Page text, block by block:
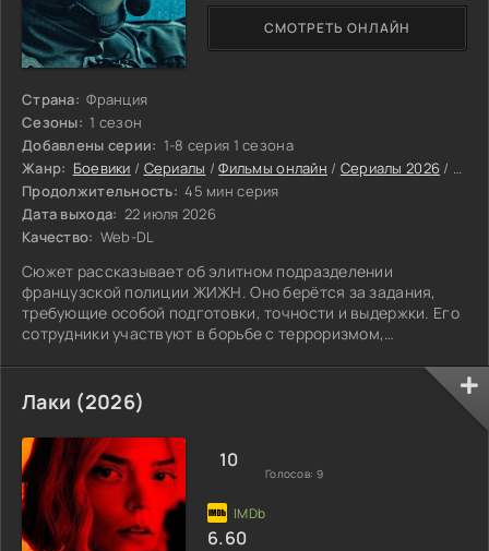
Страна: Франция
Сезоны: 1 сезон
Добавлены серии: 1-8 серия 1 сезона
Жанр: Боевики / Сериалы /Фильмы онлайн / Сериалы 2026 /
Продолжительность: 45 мин серия
Дата выхода: 22 июля 2026
Качество: Web-DL
Сюжет рассказывает об элитном подразделении
французской полиции ЖИЖН. Оно берётся за задания,
требующие особой подготовки, точности и выдержки. Его
сотрудники участвуют в борьбе с терроризмом,
важных государственных лиц. Каждый выезд связан с
огромной ответственностью, ведь от действий офицеров
могут зависеть жизни людей и защита всей страны. Там,
где обычных сил недостаточно, именно эта команда
оказывается на передовой. С какими трудностями
СМОТРЕТЬ ОНЛАЙН
Лаки (2026)
10
Голосов: 9
6.60